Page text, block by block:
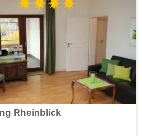
Rheinblick